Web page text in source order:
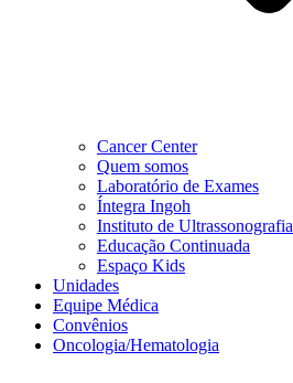
Cancer Center
Quem somos
Laboratório de Exames
Íntegra Ingoh
Instituto de Ultrassonografia
Educação Continuada
Espaço Kids
Unidades
Equipe Médica
Convênios
Oncologia/Hematologia